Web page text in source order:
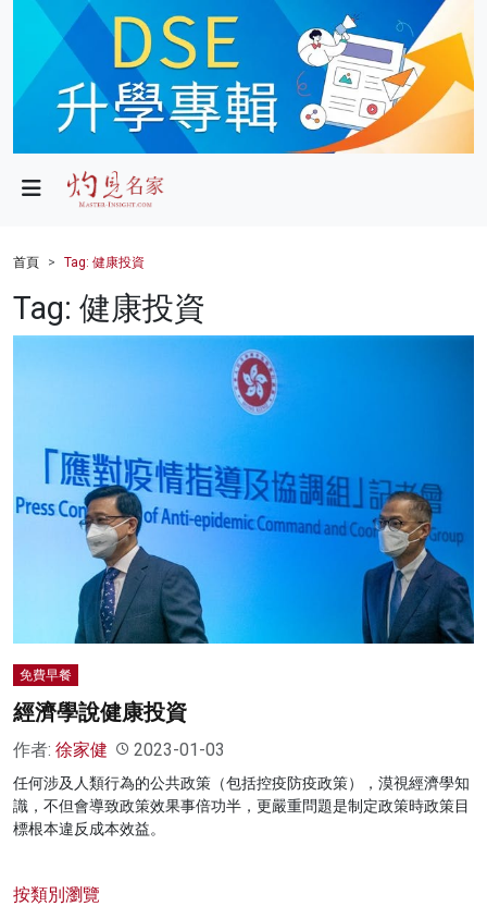
政局
財經
健康
影片
名家榜
灼見活動
關於我們
首頁 Tag: 健康投資
Tag: 健康投資
免費早餐
經濟學說健康投資
作者: 徐家健 2023-01-03
任何涉及人類行為的公共政策（包括控疫防疫政策），漠視經濟學知
識，不但會導致政策效果事倍功半，更嚴重問題是制定政策時政策目
標根本違反成本效益。
按類別瀏覽